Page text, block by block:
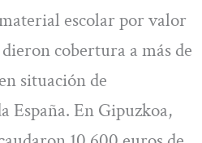
escolar por valor
cobertura a más de
situación de
España. En Gipuzkoa,